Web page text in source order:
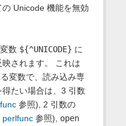
Unicode 機能を無効
数 ${^UNICODE} に
されます。 これは
変数で、読み込み専
たい場合は、3 引数
参照), 2 引数の
perlfunc参照), open